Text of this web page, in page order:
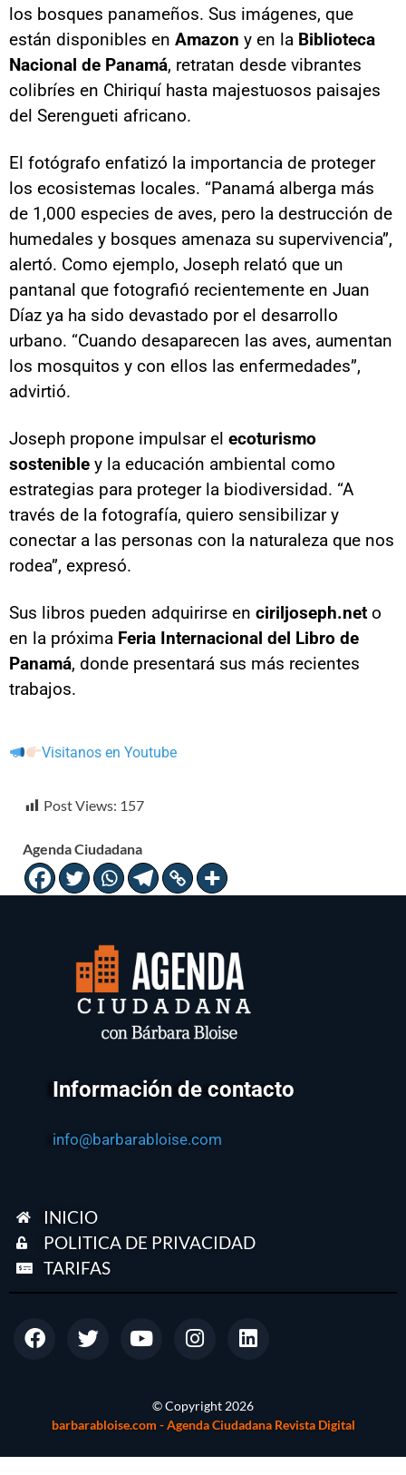
los bosques panameños. Sus imágenes, que
están disponibles en Amazon y en la Biblioteca
Nacional de Panamá, retratan desde vibrantes
colibríes en Chiriquí hasta majestuosos paisajes
del Serengueti africano.
El fotógrafo enfatizó la importancia de proteger
los ecosistemas locales. “Panamá alberga más
de 1,000 especies de aves, pero la destrucción de
humedales y bosques amenaza su supervivencia”,
alertó. Como ejemplo, Joseph relató que un
pantanal que fotografió recientemente en Juan
Díaz ya ha sido devastado por el desarrollo
urbano. “Cuando desaparecen las aves, aumentan
los mosquitos y con ellos las enfermedades”,
advirtió.
Joseph propone impulsar el ecoturismo
sostenible y la educación ambiental como
estrategias para proteger la biodiversidad. “A
través de la fotografía, quiero sensibilizar y
conectar a las personas con la naturaleza que nos
rodea”, expresó.
Sus libros pueden adquirirse en ciriljoseph.net o
en la próxima Feria Internacional del Libro de
Panamá, donde presentará sus más recientes
trabajos.
Visitanos en Youtube
Post Views: 157
Agenda Ciudadana
Información de contacto
info@barbarabloise.com
INICIO
POLITICA DE PRIVACIDAD
TARIFAS
© Copyright 2026
barbarabloise.com - Agenda Ciudadana Revista Digital